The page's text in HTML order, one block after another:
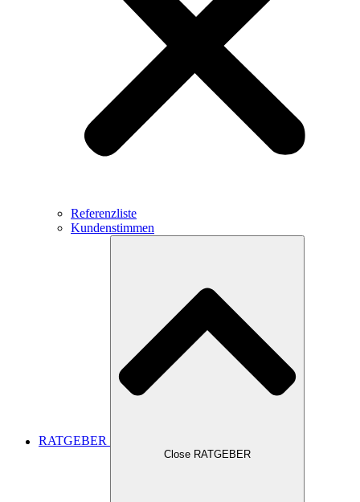
Referenzliste
Kundenstimmen
RATGEBER
Close RATGEBER